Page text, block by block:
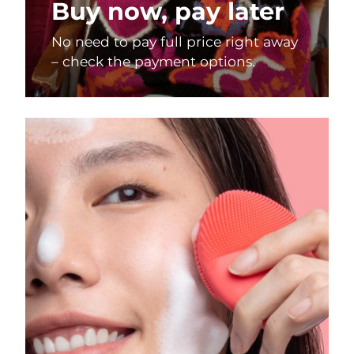
Buy now, pay later
No need to pay full price right away
– check the payment options.